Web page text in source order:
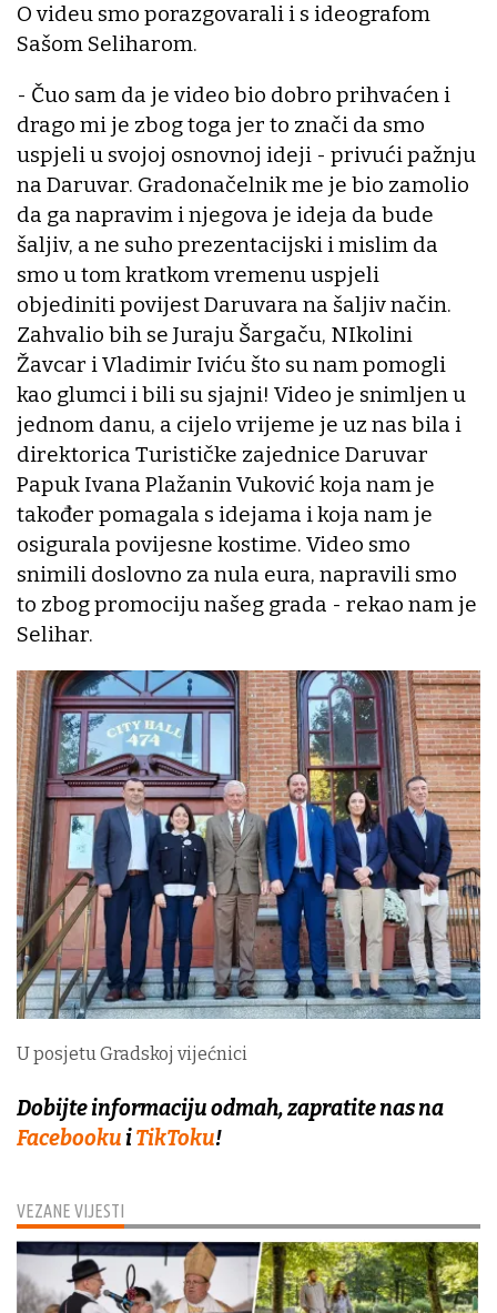
VEZANE VIJESTI
O videu smo porazgovarali i s ideografom
Sašom Seliharom.
- Čuo sam da je video bio dobro prihvaćen i
drago mi je zbog toga jer to znači da smo
uspjeli u svojoj osnovnoj ideji - privući pažnju
na Daruvar. Gradonačelnik me je bio zamolio
da ga napravim i njegova je ideja da bude
šaljiv, a ne suho prezentacijski i mislim da
smo u tom kratkom vremenu uspjeli
objediniti povijest Daruvara na šaljiv način.
Zahvalio bih se Juraju Šargaču, NIkolini
Žavcar i Vladimir Iviću što su nam pomogli
kao glumci i bili su sjajni! Video je snimljen u
jednom danu, a cijelo vrijeme je uz nas bila i
direktorica Turističke zajednice Daruvar
Papuk Ivana Plažanin Vuković koja nam je
također pomagala s idejama i koja nam je
osigurala povijesne kostime. Video smo
snimili doslovno za nula eura, napravili smo
to zbog promociju našeg grada - rekao nam je
Selihar.
U posjetu Gradskoj vijećnici
Dobijte informaciju odmah, zapratite nas na
FacebookuiTikToku!